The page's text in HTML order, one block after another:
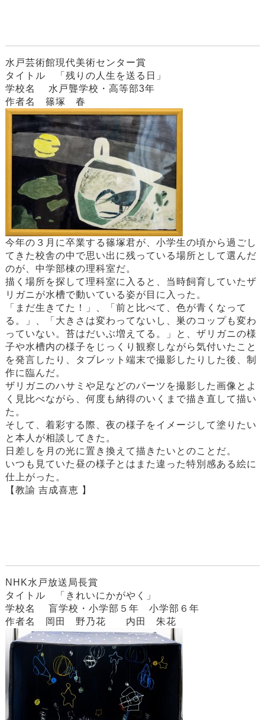
水戸芸術館現代美術センター賞
タイトル 「残りの人生を送る日」
学校名 水戸聾学校・高等部3年
作者名 篠塚 春
今年の３月に卒業する篠塚君が、小学生の頃から過ごし
てきた校舎の中で思い出に残っている場所として選んだ
のが、中学部棟の理科室だ。
描く場所を探して理科室に入ると、当時飼育していたザ
リガニが水槽で動いている姿が目に入った。
「まだ生きてた！」、「前と比べて、色が青くなって
る。」、「大きさは変わってないし、巣のコップも変わ
っていない。苔はだいぶ増えてる。」と、ザリガニの様
子や水槽内の様子をじっくり観察しながら気付いたこと
を発言したり、タブレット端末で撮影したりした後、制
作に臨んだ。
ザリガニのハサミや足などのパーツを撮影した画像とよ
く見比べながら、何度も納得のいくまで描き直して描い
た。
そして、着彩する際、夜の様子をイメージして塗りたい
と本人が相談してきた。
日差しを月の光に置き換えて描きたいとのことだ。
いつも見ていた昼の様子とはまた違った特別感ある絵に
仕上がった。
【教諭 吉成喜恵 】
NHK水戸放送局長賞
タイトル 「きれいにかがやく」
学校名 盲学校・小学部５年 小学部６年
作者名 岡田 野乃花 内田 朱花